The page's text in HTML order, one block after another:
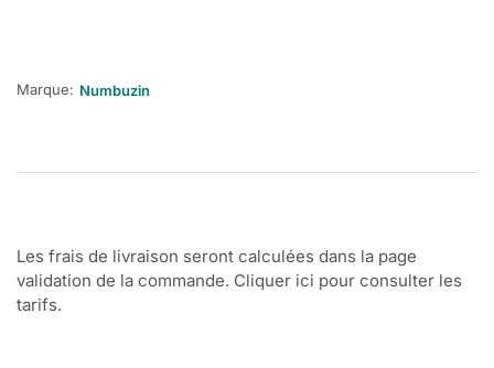
Marque: Numbuzin
Les frais de livraison seront calculées dans la page
validation de la commande. Cliquer ici pour consulter les
tarifs.